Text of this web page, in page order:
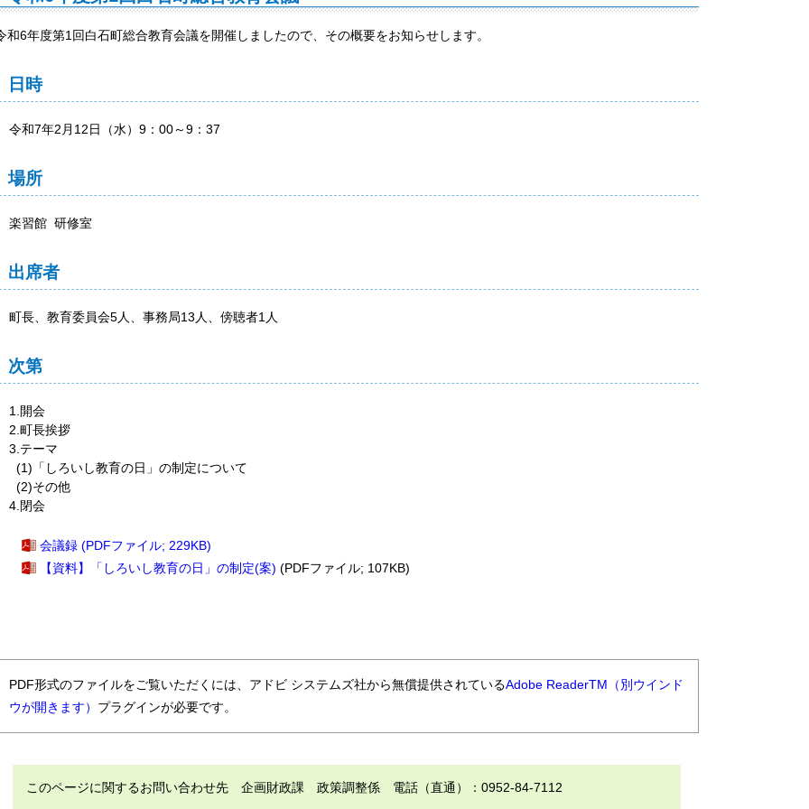
和6年度第1回白石町総合教育会議を開催しましたので、その概要をお知らせします。
日時
和7年2月12日（水）9：00～9：37
場所
習館 研修室
出席者
長、教育委員会5人、事務局13人、傍聴者1人
次第
開会
町長挨拶
テーマ
「しろいし教育の日」の制定について
その他
閉会
会議録 (PDFファイル; 229KB)
【資料】「しろいし教育の日」の制定(案) (PDFファイル; 107KB)
PDF形式のファイルをご覧いただくには、アドビ システムズ社から無償提供されているAdobe ReaderTM（別ウインド
ウが開きます） プラグインが必要です。
このページに関するお問い合わせ先 企画財政課 政策調整係 電話（直通）：0952-84-7112